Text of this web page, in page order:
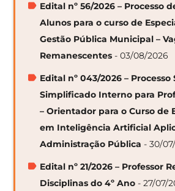
Edital nº 56/2026 – Processo
Alunos para o curso de
Gestão Pública Municipal –
Remanescentes - 03/08/2026
Edital nº 043/2026 – Processo
Simplificado Interno para
– Orientador para o Curso de
em Inteligência Artificial
Administração Pública - 30/
Edital nº 21/2026 – Professor
Disciplinas do 4º Ano - 27/07/